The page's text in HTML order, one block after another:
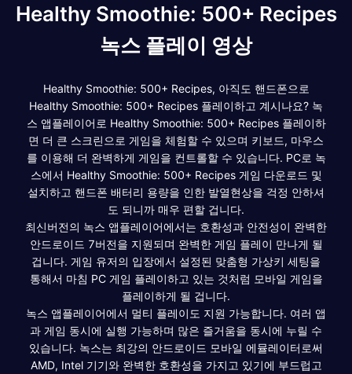
Healthy Smoothie: 500+ Recipes
녹스 플레이 영상
Healthy Smoothie: 500+ Recipes, 아직도 핸드폰으로
Healthy Smoothie: 500+ Recipes 플레이하고 계시나요? 녹
스 앱플레이어로 Healthy Smoothie: 500+ Recipes 플레이하
면 더 큰 스크린으로 게임을 체험할 수 있으며 키보드, 마우스
를 이용해 더 완벽하게 게임을 컨트롤할 수 있습니다. PC로 녹
스에서 Healthy Smoothie: 500+ Recipes 게임 다운로드 및
설치하고 핸드폰 배터리 용량을 인한 발열현상을 걱정 안하셔
도 되니까 매우 편할 겁니다.
최신버전의 녹스 앱플레이어에서는 호환성과 안전성이 완벽한
안드로이드 7버전을 지원되며 완벽한 게임 플레이 만나게 될
겁니다. 게임 유저의 입장에서 설정된 맞춤형 가상키 세팅을
통해서 마침 PC 게임 플레이하고 있는 것처럼 모바일 게임을
플레이하게 될 겁니다.
녹스 앱플레이어에서 멀티 플레이도 지원 가능합니다. 여러 앱
과 게임 동시에 실행 가능하며 많은 즐거움을 동시에 누릴 수
있습니다. 녹스는 최강의 안드로이드 모바일 에뮬레이터로써
AMD, Intel 기기와 완벽한 호환성을 가지고 있기에 부드럽고